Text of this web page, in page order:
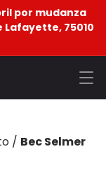
por mudanza
Lafayette, 75010
/ Bec Selmer